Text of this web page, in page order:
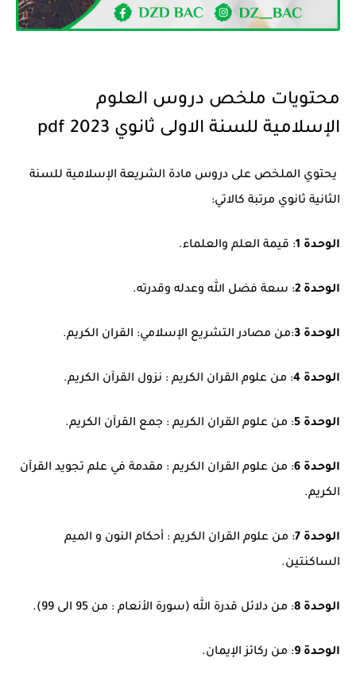
محتويات ملخص دروس العلوم
الإسلامية للسنة الاولى ثانوي pdf 2023
يحتوي الملخص على دروس مادة الشريعة الإسلامية للسنة
الثانية ثانوي مرتبة كالاتي:
الوحدة 1 : قيمة العلم والعلماء.
الوحدة 2 : سعة فضل الله وعدله وقدرته.
الوحدة 3 :من مصادر التشريع الإسلامي: القران الكريم.
الوحدة 4 : من علوم القران الكريم : نزول القرآن الكريم.
الوحدة 5 : من علوم القران الكريم : جمع القرآن الكريم.
الوحدة 6 : من علوم القران الكريم : مقدمة في علم تجويد القرآن
الكريم.
الوحدة 7
: من علوم القران الكريم : أحكام النون و الميم
الساكنتين.
الوحدة 8 : من دلائل قدرة الله (سورة الأنعام : من 95 الى 99).
الوحدة 9 : من ركائز الإيمان.